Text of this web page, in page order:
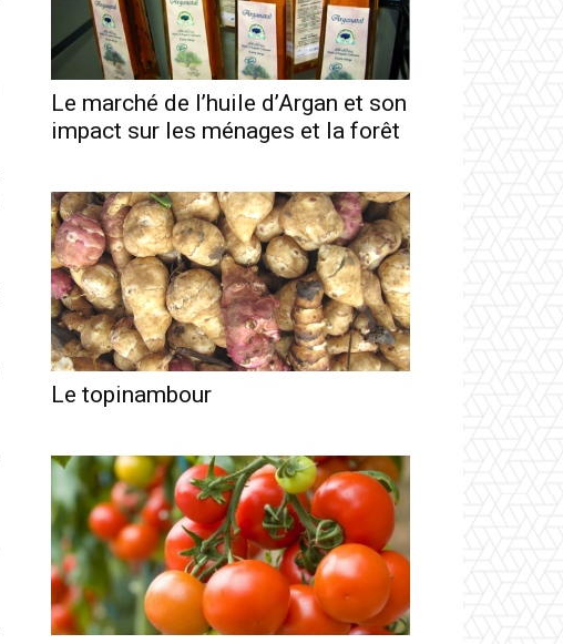
Le marché de l’huile d’Argan et son
impact sur les ménages et la forêt
Le topinambour